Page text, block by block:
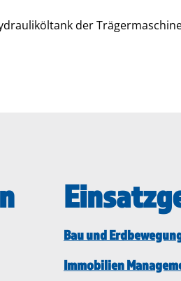
der
Bau und
Immobilien